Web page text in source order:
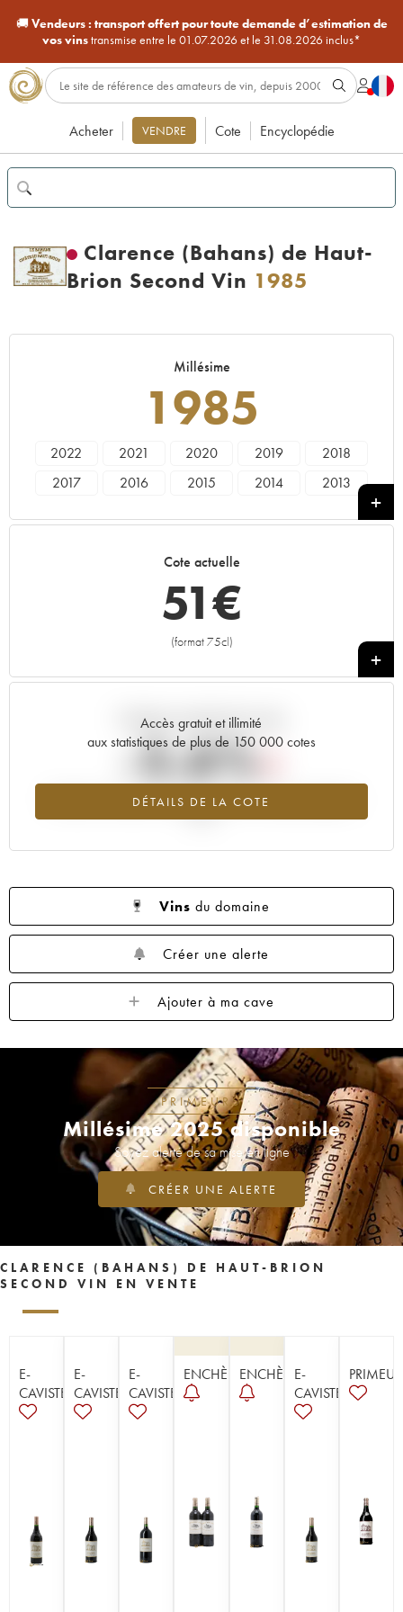
🚚Vendeurs : transport offert pour toute demande d’estimation de
vos vinstransmise entre le 01.07.2026 et le 31.08.2026 inclus*
Acheter VENDRE Cote Encyclopédie
Clarence (Bahans) de Haut-
Brion Second Vin 1985
Millésime
1985
2022 2021 2020 2019
2018
2017
2016 2015 2014
2013
2000
1995
Cote actuelle
51€
(format 75cl)
+
Accès gratuit et illimité
aux statistiques de plus de 150 000 cotes
DÉTAILS DE LA COTE
Tendance actuelle de la cote
-5.6%
Tendance à la baisse du millésime 1985 en 2026 par rapport à
Vins du domaine
Créer une alerte
Ajouter à ma cave
PRIMEURS
Millésime 2025 disponible
Soyez alerté de sa mise en ligne
CRÉER UNE ALERTE
CLARENCE (BAHANS) DE HAUT-BRION
SECOND VIN EN VENTE
E-
CAVISTE
E-
CAVISTE
E-
CAVISTE
ENCHÈREENCHÈREE-
CAVISTE
PRIMEUR